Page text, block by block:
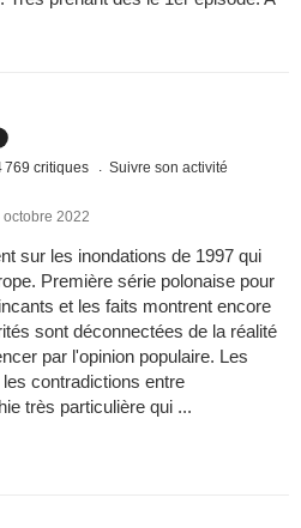
769 critiques Suivre son activité
2022
sur les inondations de 1997 qui
Première série polonaise pour
et les faits montrent encore
sont déconnectées de la réalité
par l'opinion populaire. Les
contradictions entre
très particulière qui ...